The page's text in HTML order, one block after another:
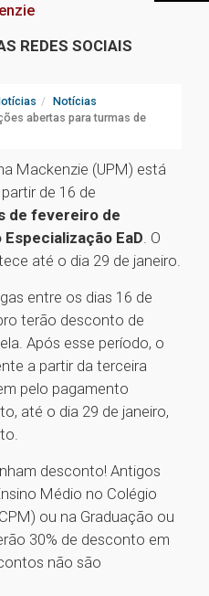
REDES SOCIAIS
Notícias
abertas para turmas de
Mackenzie (UPM) está
de 16 de
de fevereiro de
EaD. O
até o dia 29 de janeiro.
entre os dias 16 de
terão desconto de
Após esse período, o
a partir da terceira
pelo pagamento
até o dia 29 de janeiro,
desconto! Antigos
Médio no Colégio
ou na Graduação ou
30% de desconto em
não são